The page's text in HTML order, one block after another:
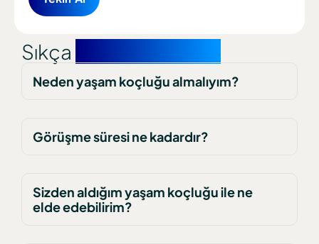
Sıkça
Neden yaşam koçluğu almalıyım?
Görüşme süresi ne kadardır?
Sizden aldığım yaşam koçluğu ile ne
elde edebilirim?